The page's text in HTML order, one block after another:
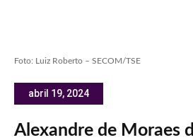
Foto: Luiz Roberto – SECOM/TSE
abril 19, 2024
Alexandre de Moraes